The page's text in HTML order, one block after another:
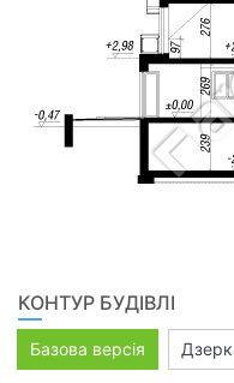
КОНТУР БУДІВЛІ
Базова версія